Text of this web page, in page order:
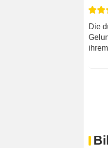
Die